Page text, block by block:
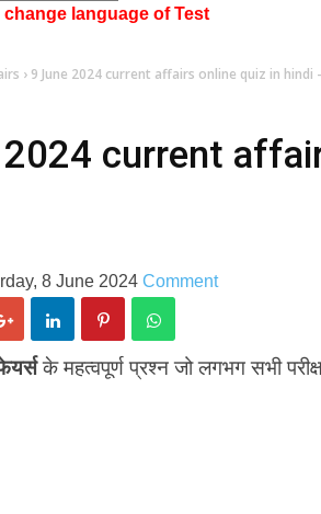
change language of Test
› 9 June 2024 current affairs online quiz in hindi
current
8 June 2024 Comment
के महत्वपूर्ण प्रश्न जो लगभग सभी